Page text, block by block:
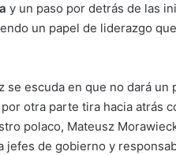
y un paso por detrás de las
un papel de liderazgo
escuda en que no dará un
otra parte tira hacia atrás
polaco, Mateusz
jefes de gobierno y